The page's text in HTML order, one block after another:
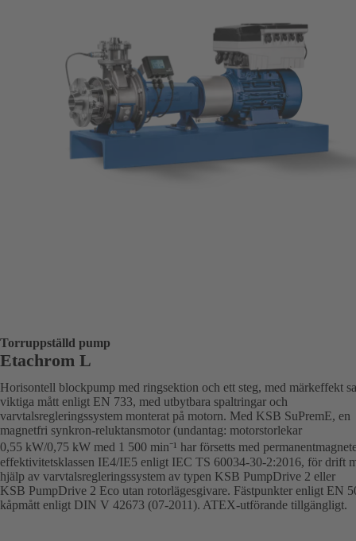
Torruppställd pump
Etachrom L
Horisontell blockpump med ringsektion och ett steg, med märkeffekt
viktiga mått enligt EN 733, med utbytbara spaltringar och
varvtalsregleringssystem monterat på motorn. Med KSB SuPremE, en
magnetfri synkron-reluktansmotor (undantag: motorstorlekar
0,55 kW/0,75 kW med 1 500 min⁻¹ har försetts med
effektivitetsklassen IE4/IE5 enligt IEC TS 60034-30-2:2016, för drift
hjälp av varvtalsregleringssystem av typen KSB PumpDrive 2 eller
KSB PumpDrive 2 Eco utan rotorlägesgivare. Fästpunkter enligt EN
kåpmått enligt DIN V 42673 (07-2011). ATEX-utförande tillgängligt.